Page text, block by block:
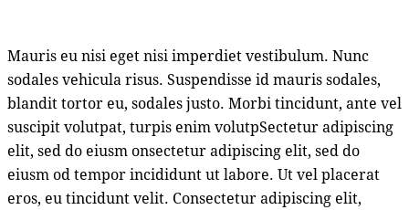
Mauris eu nisi eget nisi imperdiet vestibulum. Nunc
sodales vehicula risus. Suspendisse id mauris sodales,
blandit tortor eu, sodales justo. Morbi tincidunt, ante vel
suscipit volutpat, turpis enim volutpSectetur adipiscing
elit, sed do eiusm onsectetur adipiscing elit, sed do
eiusm od tempor incididunt ut labore. Ut vel placerat
eros, eu tincidunt velit. Consectetur adipiscing elit,